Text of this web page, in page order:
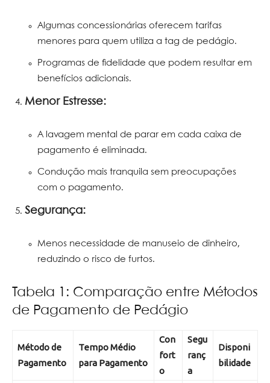
Algumas concessionárias oferecem tarifas
menores para quem utiliza a tag de pedágio.
Programas de fidelidade que podem resultar em
benefícios adicionais.
Menor Estresse:
A lavagem mental de parar em cada caixa de
pagamento é eliminada.
Condução mais tranquila sem preocupações
com o pagamento.
Segurança:
Menos necessidade de manuseio de dinheiro,
reduzindo o risco de furtos.
Tabela 1: Comparação entre Métodos
de Pagamento de Pedágio
Método de
Pagamento
Tempo Médio
para Pagamento
Con
fort
o
Segu
ranç
a
Disponi
bilidade